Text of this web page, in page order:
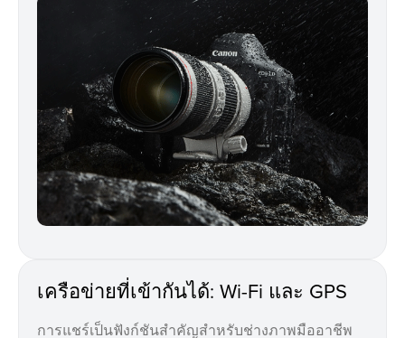
เครือข่ายที่เข้ากันได้: Wi-Fi และ GPS
การแชร์เป็นฟังก์ชันสำคัญสำหรับช่างภาพมืออาชีพ